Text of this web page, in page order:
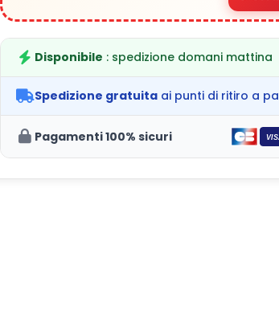
Disponibile : spedizione domani mattina
Spedizione gratuita ai punti di ritiro a
Pagamenti 100% sicuri